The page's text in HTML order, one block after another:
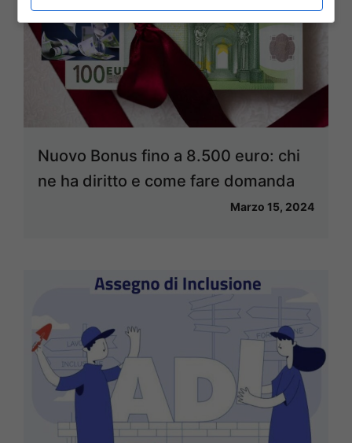
Nuovo Bonus fino a 8.500 euro: chi
ne ha diritto e come fare domanda
Marzo 15, 2024